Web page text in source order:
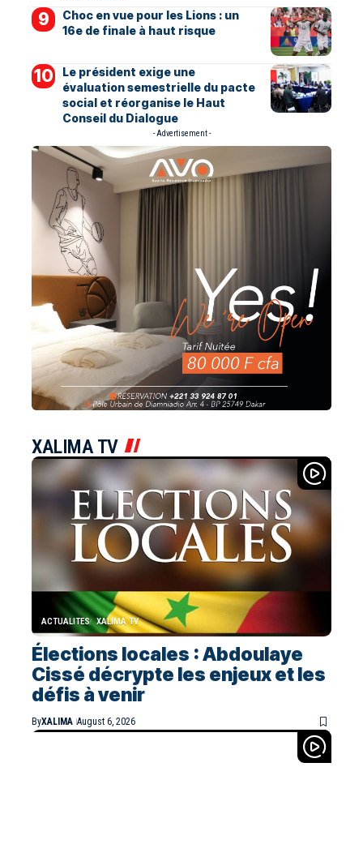
Choc en vue pour les Lions : un
16e de finale à haut risque
Le président exige une
évaluation semestrielle du pacte
social et réorganise le Haut
Conseil du Dialogue
- Advertisement -
XALIMA TV
ACTUALITES XALIMA TV
Élections locales : Abdoulaye
Cissé décrypte les enjeux et les
défis à venir
ByXALIMA August 6, 2026